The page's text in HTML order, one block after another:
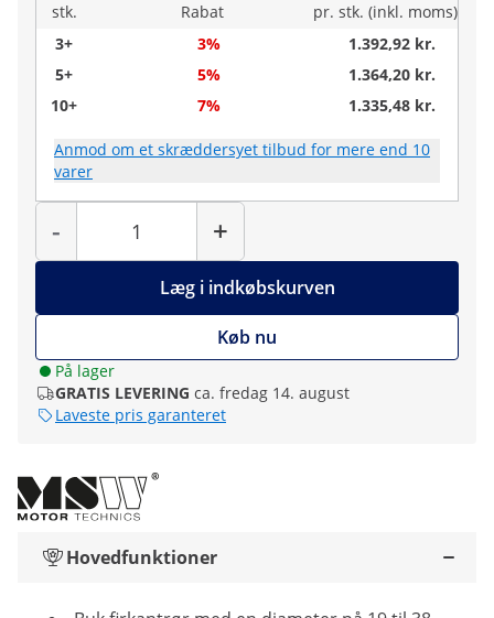
stk.
Rabat
pr. stk. (inkl. moms)
3+
3%
1.392,92 kr.
5+
5%
1.364,20 kr.
10+
7% 1.335,48 kr.
Anmod om et skræddersyet tilbud for mere end 10
varer
-
Antal
+
Læg i indkøbskurven
Køb nu
På lager
GRATIS LEVERING ca. fredag 14. august
Laveste pris garanteret
Hovedfunktioner